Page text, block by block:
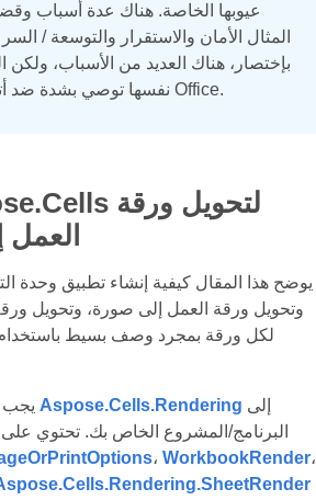
عيوبها الخاصة. هناك عدة أسباب
المثال الأمان والاستقرار والتوسعة /
بإختصار، هناك العديد من الأسباب،
شركة Microsoft نفسها توصي بشدة ضد أتمتة Office.
يوضح هذا المقال كيفية إنشاء تطبيق وحدة
وتحويل ورقة العمل إلى صورة، وتحويل
لكل ورقة بمجرد وصف بسيط باستخدام
Aspose.Cells.Rendering
البرنامج/المشروع الخاص بك. تحتوي على
، WorkbookRender،